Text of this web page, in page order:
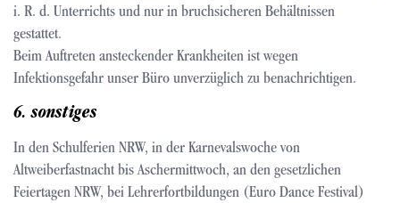
i. R. d. Unterrichts und nur in bruchsicheren Behältnissen
gestattet.
Beim Auftreten ansteckender Krankheiten ist wegen
Infektionsgefahr unser Büro unverzüglich zu benachrichtigen.
6. sonstiges
In den Schulferien NRW, in der Karnevalswoche von
Altweiberfastnacht bis Aschermittwoch, an den gesetzlichen
Feiertagen NRW, bei Lehrerfortbildungen (Euro Dance Festival)